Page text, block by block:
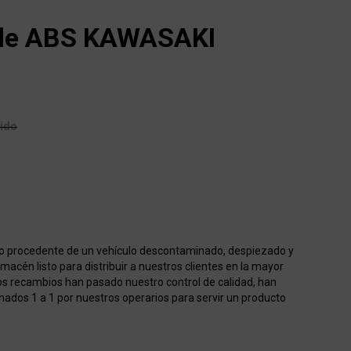
ABS KAWASAKI
procedente de un vehículo descontaminado, despiezado y
listo para distribuir a nuestros clientes en la mayor
recambios han pasado nuestro control de calidad, han
1 a 1 por nuestros operarios para servir un producto